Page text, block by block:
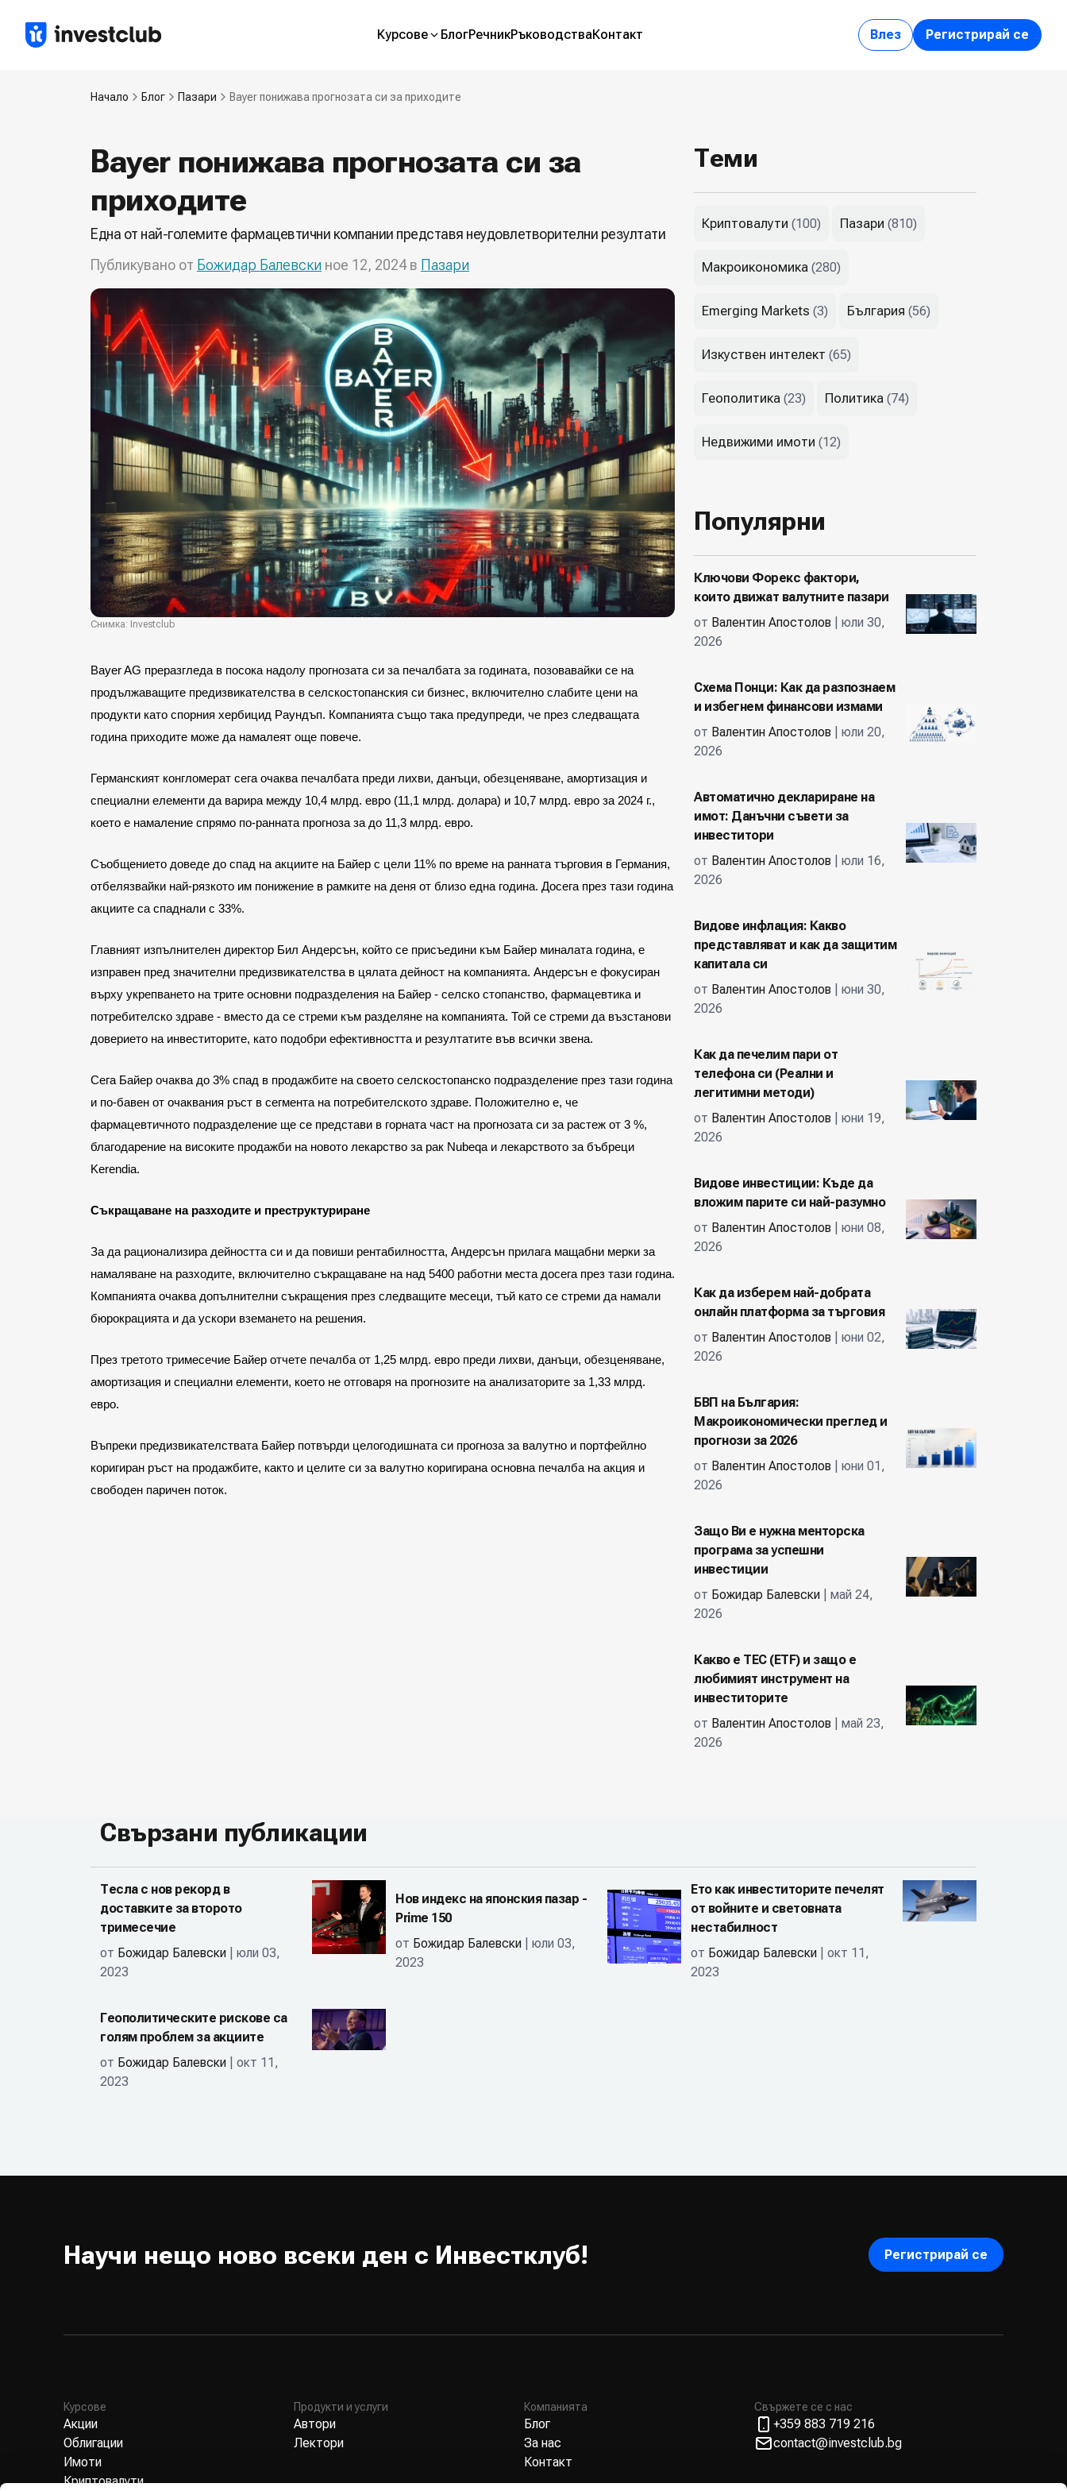
Курсове БлогРечникРъководстваКонтакт Влез Регистрирай се
Начало Блог Пазари Bayer понижава прогнозата си за приходите
Bayer понижава прогнозата си за
приходите
Една от най-големите фармацевтични компании представя неудовлетворителни резултати
Публикувано от Божидар Балевски ное 12, 2024 в Пазари
Снимка: Investclub
Bayer AG преразгледа в посока надолу прогнозата си за печалбата за годината, позовавайки се на
продължаващите предизвикателства в селскостопанския си бизнес, включително слабите цени на
продукти като спорния хербицид Раундъп. Компанията също така предупреди, че през следващата
година приходите може да намалеят още повече.
Германският конгломерат сега очаква печалбата преди лихви, данъци, обезценяване, амортизация и
специални елементи да варира между 10,4 млрд. евро (11,1 млрд. долара) и 10,7 млрд. евро за 2024 г.,
което е намаление спрямо по-ранната прогноза за до 11,3 млрд. евро.
Съобщението доведе до спад на акциите на Байер с цели 11% по време на ранната търговия в Германия,
отбелязвайки най-рязкото им понижение в рамките на деня от близо една година. Досега през тази година
акциите са спаднали с 33%.
Главният изпълнителен директор Бил Андерсън, който се присъедини към Байер миналата година, е
изправен пред значителни предизвикателства в цялата дейност на компанията. Андерсън е фокусиран
върху укрепването на трите основни подразделения на Байер - селско стопанство, фармацевтика и
потребителско здраве - вместо да се стреми към разделяне на компанията. Той се стреми да възстанови
доверието на инвеститорите, като подобри ефективността и резултатите във всички звена.
Сега Байер очаква до 3% спад в продажбите на своето селскостопанско подразделение през тази година
и по-бавен от очаквания ръст в сегмента на потребителското здраве. Положително е, че
фармацевтичното подразделение ще се представи в горната част на прогнозата си за растеж от 3 %,
благодарение на високите продажби на новото лекарство за рак Nubeqa и лекарството за бъбреци
Kerendia.
Съкращаване на разходите и преструктуриране
За да рационализира дейността си и да повиши рентабилността, Андерсън прилага мащабни мерки за
намаляване на разходите, включително съкращаване на над 5400 работни места досега през тази година.
Компанията очаква допълнителни съкращения през следващите месеци, тъй като се стреми да намали
бюрокрацията и да ускори вземането на решения.
През третото тримесечие Байер отчете печалба от 1,25 млрд. евро преди лихви, данъци, обезценяване,
амортизация и специални елементи, което не отговаря на прогнозите на анализаторите за 1,33 млрд.
евро.
Въпреки предизвикателствата Байер потвърди целогодишната си прогноза за валутно и портфейлно
коригиран ръст на продажбите, както и целите си за валутно коригирана основна печалба на акция и
свободен паричен поток.
Теми
Криптовалути (100) Пазари (810)
Макроикономика (280)
Emerging Markets (3) България (56)
Изкуствен интелект (65)
Геополитика (23) Политика (74)
Недвижими имоти (12)
Популярни
Ключови Форекс фактори,
които движат валутните пазари
от Валентин Апостолов | юли 30,
2026
Схема Понци: Как да разпознаем
и избегнем финансови измами
от Валентин Апостолов | юли 20,
2026
Автоматично деклариране на
имот: Данъчни съвети за
инвеститори
от Валентин Апостолов | юли 16,
2026
Видове инфлация: Какво
представляват и как да защитим
капитала си
от Валентин Апостолов | юни 30,
2026
Как да печелим пари от
телефона си (Реални и
легитимни методи)
от Валентин Апостолов | юни 19,
2026
Видове инвестиции: Къде да
вложим парите си най-разумно
от Валентин Апостолов | юни 08,
2026
Как да изберем най-добрата
онлайн платформа за търговия
от Валентин Апостолов | юни 02,
2026
БВП на България:
Макроикономически преглед и
прогнози за 2026
от Валентин Апостолов | юни 01,
2026
Защо Ви е нужна менторска
програма за успешни
инвестиции
от Божидар Балевски | май 24,
2026
Какво е ТЕС (ETF) и защо е
любимият инструмент на
инвеститорите
от Валентин Апостолов | май 23,
2026
Свързани публикации
Тесла с нов рекорд в
доставките за второто
тримесечие
от Божидар Балевски | юли 03,
2023
Нов индекс на японския пазар -
Prime 150
от Божидар Балевски | юли 03,
2023
Ето как инвеститорите печелят
от войните и световната
нестабилност
от Божидар Балевски | окт 11,
2023
Геополитическите рискове са
голям проблем за акциите
от Божидар Балевски | окт 11,
2023
Научи нещо ново всеки ден с Инвестклуб! Регистрирай се
Курсове
Акции
Облигации
Имоти
Криптовалути
Продукти и услуги
Автори
Лектори
Компанията
Блог
За нас
Контакт
Свържете се с нас
+359 883 719 216
contact@investclub.bg